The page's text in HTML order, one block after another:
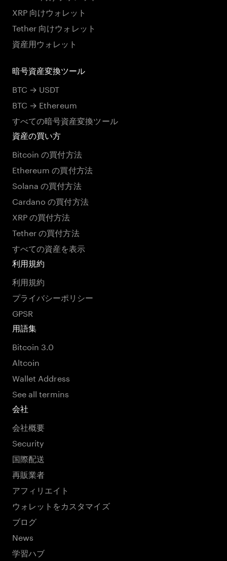
XRP 向けウォレット
Tether 向けウォレット
資産用ウォレット
暗号資産変換ツール
BTC → USDT
BTC → Ethereum
すべての暗号資産変換ツール
資産の買い方
Bitcoin の買付方法
Ethereum の買付方法
Solana の買付方法
Cardano の買付方法
XRP の買付方法
Tether の買付方法
すべての資産を表示
利用規約
利用規約
プライバシーポリシー
GPSR
用語集
Bitcoin 3.0
Altcoin
Wallet Address
See all termins
会社
会社概要
Security
国際配送
再販業者
アフィリエイト
ウォレットをカスタマイズ
ブログ
News
学習ハブ